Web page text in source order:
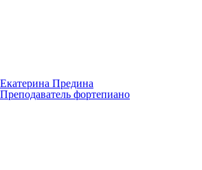
Екатерина Предина
Преподаватель фортепиано